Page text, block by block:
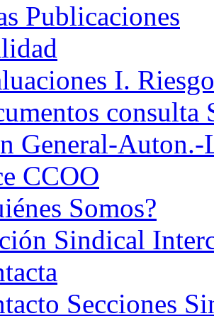
Publicaciones
I.
consulta
General-Auton.-
CCOO
Somos?
Sindical
Secciones